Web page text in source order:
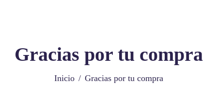
Gracias por tu compra
Inicio Gracias por tu compra